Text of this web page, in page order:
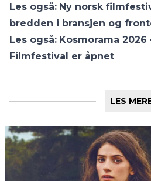
Les også: Ny norsk
bredden i bransjen og
Les også: Kosmorama
Filmfestival er åpnet
LES